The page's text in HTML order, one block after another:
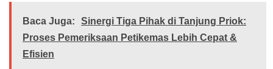
Baca Juga:
Sinergi Tiga Pihak di Tanjung Priok:
Proses Pemeriksaan Petikemas Lebih Cepat &
Efisien